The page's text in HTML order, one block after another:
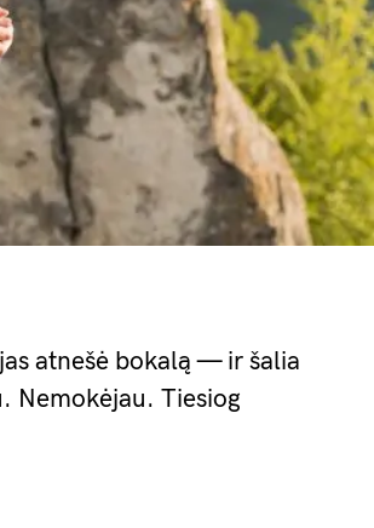
atnešė bokalą — ir šalia
Nemokėjau. Tiesiog